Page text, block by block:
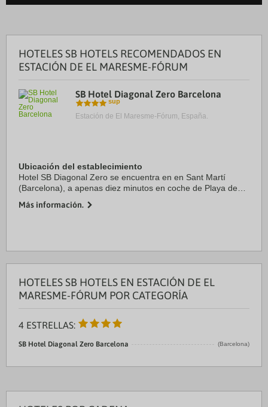
HOTELES SB HOTELS RECOMENDADOS EN
ESTACIÓN DE EL MARESME-FÓRUM
SB Hotel Diagonal Zero Barcelona
Estación de El Maresme-Fórum, España.
Ubicación del establecimiento
Hotel SB Diagonal Zero se encuentra en en Sant Martí
(Barcelona), a apenas diez minutos en coche de Playa de
se encuentra a 4,2 km de Playa de ...
Más información.
HOTELES SB HOTELS EN ESTACIÓN DE EL
MARESME-FÓRUM POR CATEGORÍA
4 ESTRELLAS:
SB Hotel Diagonal Zero Barcelona (Barcelona)